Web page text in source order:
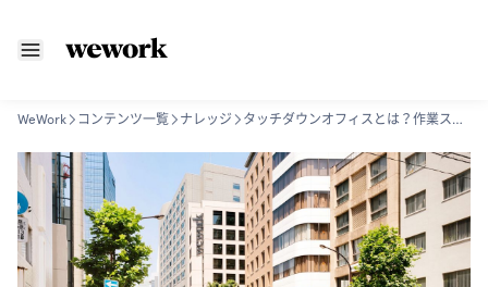
WeWork コンテンツ一覧 ナレッジ タッチダウンオフィスとは？作業スペースやコミュニケーションの場として有効活用！